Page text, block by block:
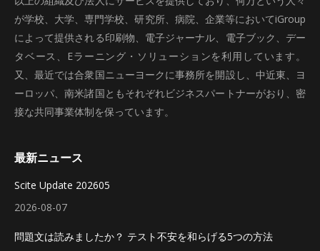
が学校、大学、専門学校、研究所、病院、企業等においてiGroup
によって提供される印刷物、電子ジャーナル、電子ブック、デー
タベース、Eラーニング・ソリューションを利用しています。
又、最近では合衆国ニューヨークに事務所を開設し、中近東、ヨ
ーロッパ、南米諸国ともそれぞれビジネスパートナーがおり、密
接な共同事業体制を保っています。
最新ニュース
Scite Update 202605
2026-08-07
問題文は読みましたか？ テスト不安を和らげる5つの方法